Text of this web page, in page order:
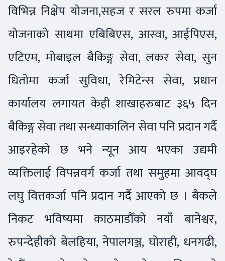
विभिन्न निक्षेप योजना,सहज र सरल रुपमा कर्जा
योजनाको साथमा एबिबिएस, आस्वा, आईपिएस,
एटिएम, मोबाइल बैकिङ्ग सेवा, लकर सेवा, सुन
धितोमा कर्जा सुविधा, रेमिटेन्स सेवा, प्रधान
कार्यालय लगायत केही शाखाहरुबाट ३६५ दिन
बैकिङ्ग सेवा तथा सन्ध्याकालिन सेवा पनि प्रदान गर्दै
आइरहेको छ भने न्यून आय भएका उद्यमी
व्यक्तिलाई विपन्नवर्ग कर्जा तथा समुहमा आवद्घ
लघु वित्तकर्जा पनि प्रदान गर्दै आएको छ । बैकले
निकट भविष्यमा काठमाडौँको नयाँ बानेश्वर,
रुपन्देहीको बेलहिया, नेपालगञ्ज, घोराही, धनगढी,